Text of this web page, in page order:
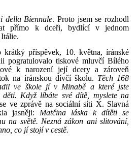
della Biennale. Proto jsem se rozhodl
přímo k dceři, bydlící v jednom
příspěvek, 10. května, íránské
pogratulovalo tiskové mluvčí Bílého
k narození její dcery a zároveň
na íránskou dívčí školu. Těch 168
ve škole jí v Minabě a které jste
Když líbáte své dítě, myslete na
ve zprávě na sociální síti X. Slavná
jasněji: Matčina láska k dítěti se
na světě. Nezná zákon ani slitování,
co jí stojí v cestě.